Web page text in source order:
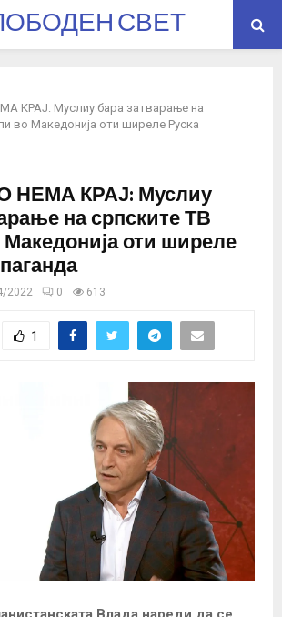
СВЕТ
КРАЈ: Муслиу бара затварање на
во Македонија оти ширеле Руска
НЕМА КРАЈ: Муслиу
на српските ТВ
оти ширеле
2022 0 613
1